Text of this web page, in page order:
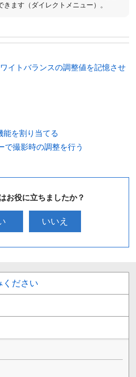
きます（ダイレクトメニュー）。
イトバランスの調整値を記憶させ
能を割り当てる
で撮影時の調整を行う
お役に立ちましたか？
いいえ
ください